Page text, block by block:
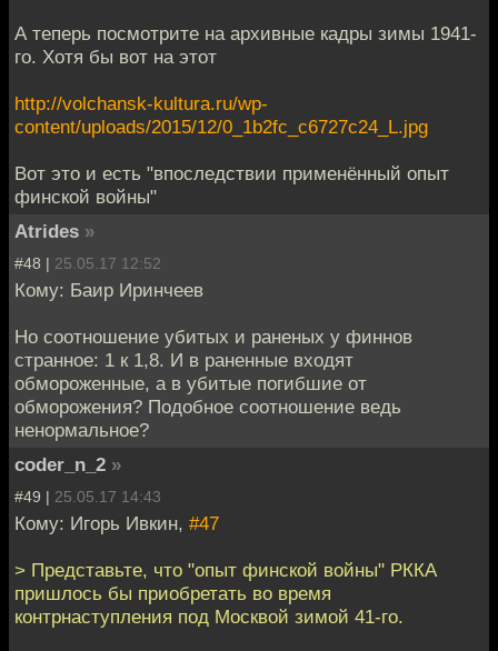
А теперь посмотрите на архивные кадры зимы 1941-
го. Хотя бы вот на этот
http://volchansk-kultura.ru/wp-
content/uploads/2015/12/0_1b2fc_c6727c24_L.jpg
Вот это и есть "впоследствии применённый опыт
финской войны"
Atrides »
#48 | 25.05.17 12:52
Кому: Баир Иринчеев
Но соотношение убитых и раненых у финнов
странное: 1 к 1,8. И в раненные входят
обмороженные, а в убитые погибшие от
обморожения? Подобное соотношение ведь
ненормальное?
coder_n_2 »
#49 | 25.05.17 14:43
Кому: Игорь Ивкин, #47
> Представьте, что "опыт финской войны" РККА
пришлось бы приобретать во время
контрнаступления под Москвой зимой 41-го.